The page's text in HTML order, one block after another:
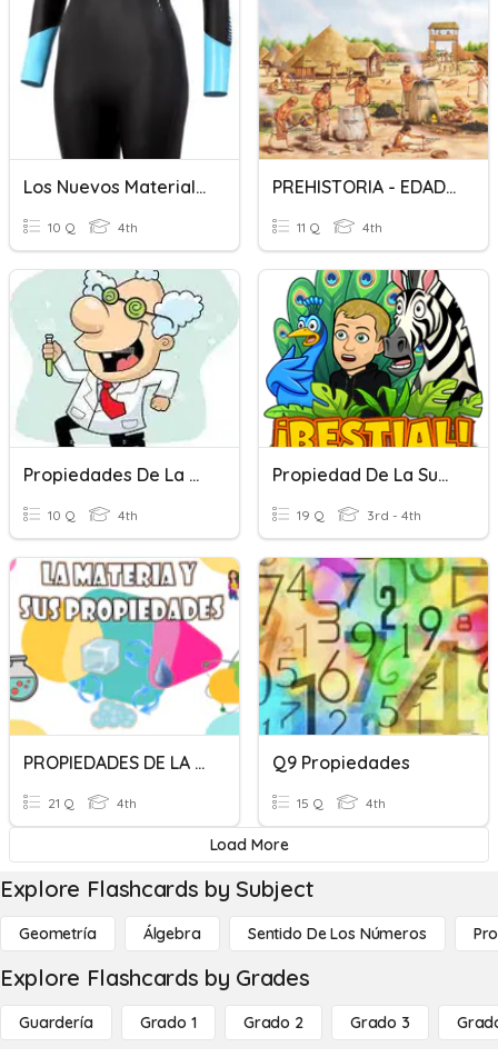
Los Nuevos Materiales Y Sus Propiedades.
10 Q 4th
PREHISTORIA - EDAD DE LOS METALES
11 Q 4th
Propiedades De La Materia - Beginners
10 Q 4th
Propiedad De La Suma
19 Q 3rd - 4th
PROPIEDADES DE LA MATERIA 4º
21 Q 4th
Q9 Propiedades
15 Q 4th
Load More
Explore Flashcards by Subject
Geometría Álgebra Sentido De Los Números
Explore Flashcards by Grades
Guardería Grado 1 Grado 2 Grado 3